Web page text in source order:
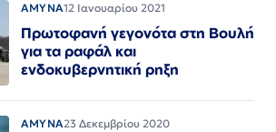
ΑΜΥΝΑ12 Ιανουαρίου 2021
Πρωτοφανή γεγονότα στη Βουλή
για τα ραφάλ και
ενδοκυβερνητική ρηξη
ΑΜΥΝΑ23 Δεκεμβρίου 2020